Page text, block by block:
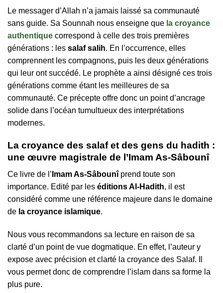
Le messager d’Allah n’a jamais laissé sa communauté
sans guide. Sa Sounnah nous enseigne que la croyance
authentique correspond à celle des trois premières
générations : les salaf salih. En l’occurrence, elles
comprennent les compagnons, puis les deux générations
qui leur ont succédé. Le prophète a ainsi désigné ces trois
générations comme étant les meilleures de sa
communauté. Ce précepte offre donc un point d’ancrage
solide dans l’océan tumultueux des interprétations
modernes.
La croyance des salaf et des gens du hadith :
une œuvre magistrale de l’Imam As-Sâbounî
Ce livre de l’ Imam As-Sâbounîprend toute son
importance. Edité par les éditions Al-Hadith, il est
considéré comme une référence majeure dans le domaine
de la croyance islamique.
Nous vous recommandons sa lecture en raison de sa
clarté d’un point de vue dogmatique. En effet, l’auteur y
expose avec précision et clarté la croyance des Salaf. Il
vous permet donc de comprendre l’islam dans sa forme la
plus pure.